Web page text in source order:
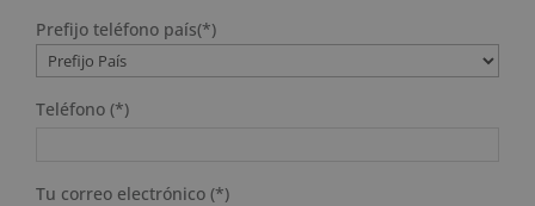
Prefijo teléfono país(*)
Teléfono (*)
Tu correo electrónico (*)